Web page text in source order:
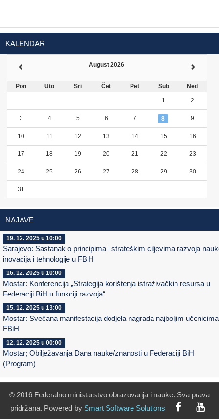
KALENDAR
August 2026
Pon Uto Sri Čet Pet Sub Ned
1 2
3 4 5 6 7 8 9
10 11 12 13 14 15 16
17 18 19 20 21 22 23
24 25 26 27 28 29 30
31
NAJAVE
19. 12. 2025 u 10:00
Sarajevo: Sastanak o principima i strateškim ciljevima razvoja
inovacija i tehnologije u FBiH
16. 12. 2025 u 10:00
Mostar: Konferencija „Strategija korištenja istraživačkih resursa u
Federaciji BiH u funkciji razvoja“
15. 12. 2025 u 13:00
Mostar: Svečana manifestacija dodjela nagrada najboljim
FBiH
12. 12. 2025 u 00:00
Mostar; Obilježavanja Dana nauke/znanosti u Federaciji BiH
(Program)
© 2016 Federalno ministarstvo obrazovanja i nauke. Sva prava
pridržana. Powered by Smart Software Solutions